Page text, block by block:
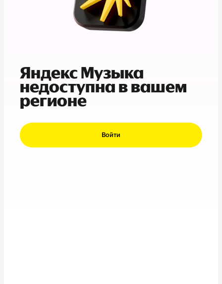
Яндекс Музыка
недоступна в вашем
регионе
Войти